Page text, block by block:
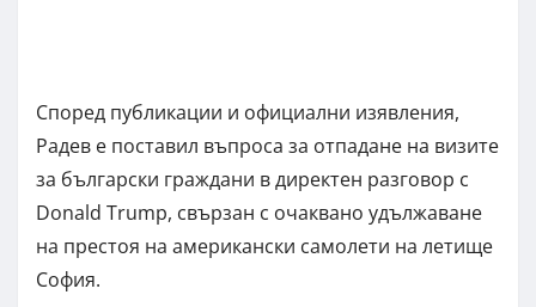
Според публикации и официални изявления,
Радев е поставил въпроса за отпадане на визите
за български граждани в директен разговор с
Donald Trump, свързан с очаквано удължаване
на престоя на американски самолети на летище
София.